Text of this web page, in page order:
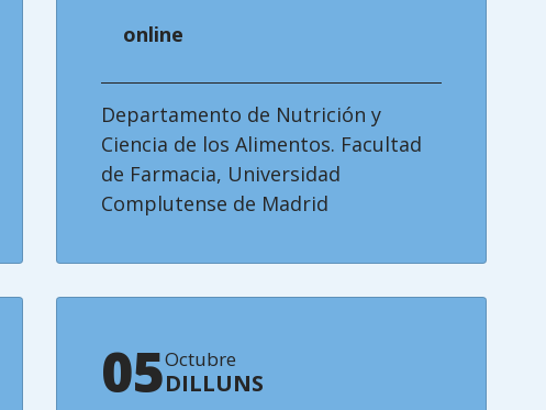
online
Departamento de Nutrición y
Ciencia de los Alimentos. Facultad
de Farmacia, Universidad
Complutense de Madrid
05Octubre
DILLUNS